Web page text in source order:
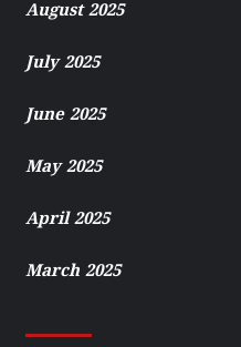
August 2025
July 2025
June 2025
May 2025
April 2025
March 2025